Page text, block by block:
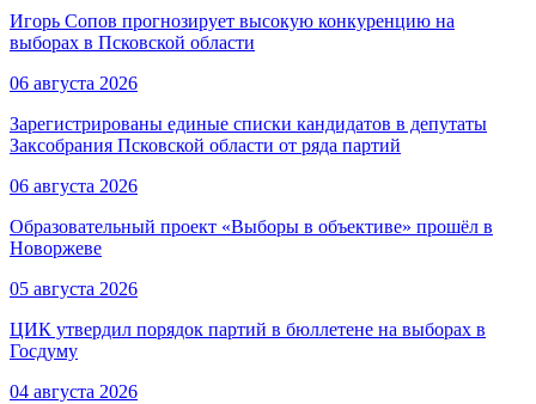
Игорь Сопов прогнозирует высокую конкуренцию на
выборах в Псковской области
06 августа 2026
Зарегистрированы единые списки кандидатов в депутаты
Заксобрания Псковской области от ряда партий
06 августа 2026
Образовательный проект «Выборы в объективе» прошёл в
Новоржеве
05 августа 2026
ЦИК утвердил порядок партий в бюллетене на выборах в
Госдуму
04 августа 2026